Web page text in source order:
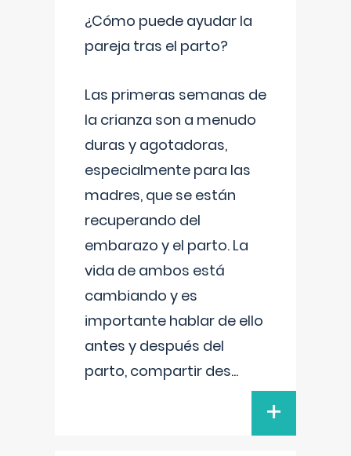
¿Cómo puede ayudar la
pareja tras el parto?
Las primeras semanas de
la crianza son a menudo
duras y agotadoras,
especialmente para las
madres, que se están
recuperando del
embarazo y el parto. La
vida de ambos está
cambiando y es
importante hablar de ello
antes y después del
parto, compartir des...
+